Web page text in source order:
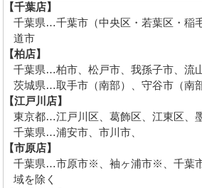
【千葉店】
千葉県…千葉市（中央区・若葉区・稲
道市
【柏店】
千葉県…柏市、松戸市、我孫子市、流
茨城県…取手市（南部）、守谷市（南部
【江戸川店】
東京都…江戸川区、葛飾区、江東区、
千葉県…浦安市、市川市、
【市原店】
千葉県…市原市※、袖ヶ浦市※、千葉
域を除く